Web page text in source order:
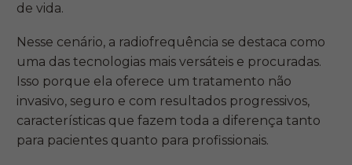
de vida.
Nesse cenário, a radiofrequência se destaca como
uma das tecnologias mais versáteis e procuradas.
Isso porque ela oferece um tratamento não
invasivo, seguro e com resultados progressivos,
características que fazem toda a diferença tanto
para pacientes quanto para profissionais.